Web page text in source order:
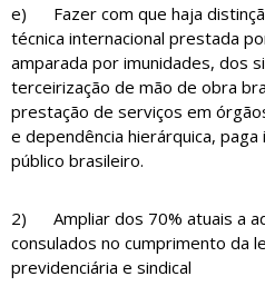
e) Fazer com que haja
técnica internacional prestada
amparada por imunidades, dos
terceirização de mão de obra
prestação de serviços em
e dependência hierárquica,
público brasileiro.
2) Ampliar dos 70% atuais a
consulados no cumprimento da
previdenciária e sindical